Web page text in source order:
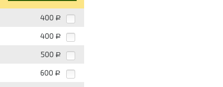
400 Р
400 Р
500 Р
600 Р